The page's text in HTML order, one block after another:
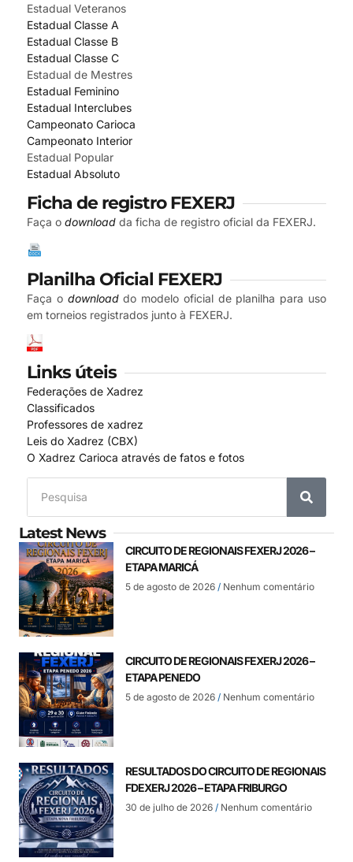
Estadual Veteranos
Estadual Classe A
Estadual Classe B
Estadual Classe C
Estadual de Mestres
Estadual Feminino
Estadual Interclubes
Campeonato Carioca
Campeonato Interior
Estadual Popular
Estadual Absoluto
Ficha de registro FEXERJ
Faça o download da ficha de registro oficial da FEXERJ.
Planilha Oficial FEXERJ
Faça o downloaddo modelo oficial de planilha para uso
em torneios registrados junto à FEXERJ.
Links úteis
Federações de Xadrez
Classificados
Professores de xadrez
Leis do Xadrez (CBX)
O Xadrez Carioca através de fatos e fotos
Latest News
CIRCUITO DE REGIONAIS FEXERJ 2026 –
ETAPA MARICÁ
5 de agosto de 2026 Nenhum comentário
CIRCUITO DE REGIONAIS FEXERJ 2026 –
ETAPA PENEDO
5 de agosto de 2026 Nenhum comentário
RESULTADOS DO CIRCUITO DE REGIONAIS
FDEXERJ 2026 – ETAPA FRIBURGO
30 de julho de 2026 Nenhum comentário